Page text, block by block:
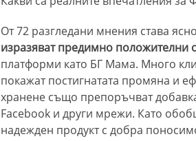
От 72 разгледани мнения става
изразяват предимно положителни
платформи като БГ Мама. Много
покажат постигнатата промяна и
хранене също препоръчват
Facebook и други мрежи. Като
надежден продукт с добра